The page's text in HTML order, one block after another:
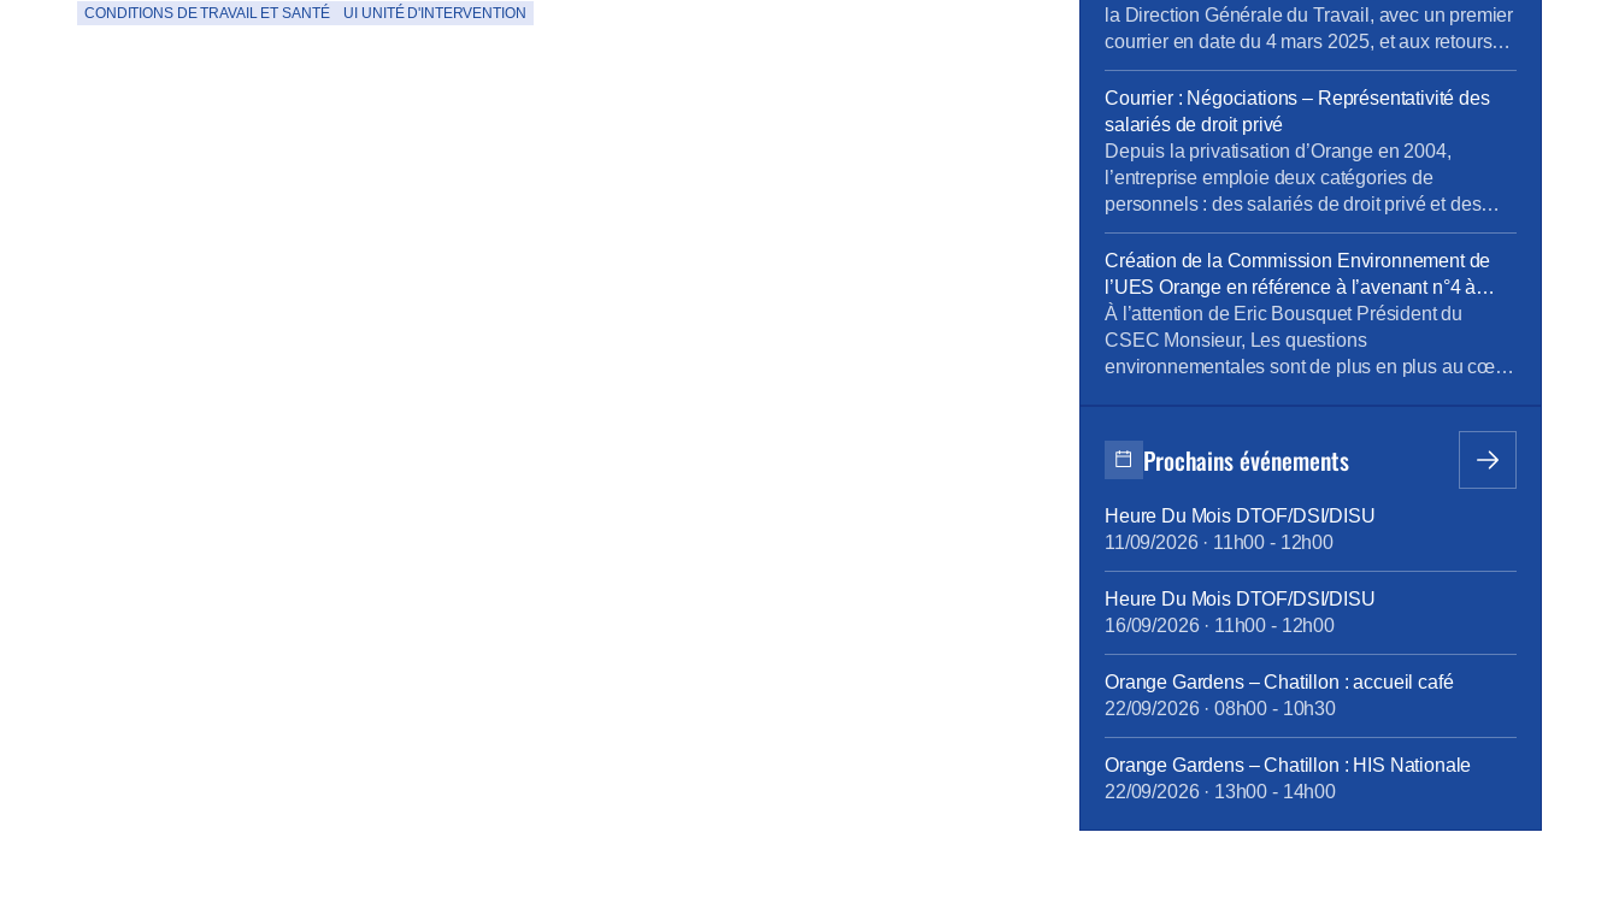
CONDITIONS DE TRAVAIL ET SANTÉ UI UNITÉ D'INTERVENTION
solidarité, retraites, gestion des comptes salarié,
etc.…). Cet […]
la Direction Générale du Travail, avec un premier
courrier en date du 4 mars 2025, et aux retours
de la Direction Générale du Travail, la CFE-CGC
Orange a transmis un nouveau courrier. Rappel
du contexte : Depuis la privatisation d’Orange en
2004, l’entreprise emploie deux catégories de
personnels […]
Courrier : Négociations – Représentativité des
salariés de droit privé
Depuis la privatisation d’Orange en 2004,
l’entreprise emploie deux catégories de
personnels : des salariés de droit privé et des
fonctionnaires. Cette double composante rend
nécessaire une distinction claire des périmètres
électoraux, notamment pour déterminer la
représentativité syndicale au regard de la
convention collective des télécommunications.
Or, à l’issue des élections professionnelles de
Création de la Commission Environnement de
l’UES Orange en référence à l’avenant n°4 à
l’accord portant sur le dialogue social au sein de
l’UES Orange _ document du 24 octobre 2023
À l’attention de Eric Bousquet Président du
CSEC Monsieur, Les questions
environnementales sont de plus en plus au cœur
questions et comme l’a mentionné Mr JF
Fallacher dans le Live « Lancement du
une priorité absolue […]
Prochains événements
Heure Du Mois DTOF/DSI/DISU
11/09/2026· 11h00 - 12h00
Heure Du Mois DTOF/DSI/DISU
16/09/2026· 11h00 - 12h00
Orange Gardens – Chatillon : accueil café
22/09/2026· 08h00 - 10h30
Orange Gardens – Chatillon : HIS Nationale
22/09/2026· 13h00 - 14h00